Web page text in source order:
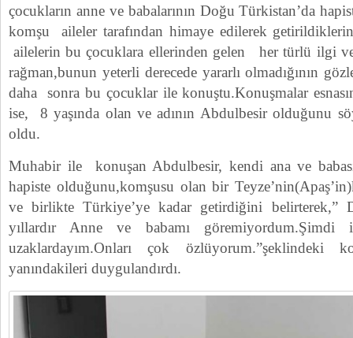
çocukların anne ve babalarının Doğu Türkistan’da
komşu aileler tarafından himaye edilerek
ailelerin bu çocuklara ellerinden gelen her türlü ilgi ve
rağman,bunun yeterli derecede yararlı olmadığının
daha sonra bu çocuklar ile konuştu.Konuşmalar
ise, 8 yaşında olan ve adının Abdulbesir olduğunu
oldu.
Muhabir ile konuşan Abdulbesir, kendi ana ve
hapiste olduğunu,komşusu olan bir
ve birlikte Türkiye’ye kadar getirdiğini belirterek,”
yıllardır Anne ve babamı
uzaklardayım.Onları çok özlüyorum.”şeklindeki
yanındakileri duygulandırdı.